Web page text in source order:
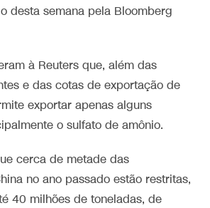
desta semana pela Bloomberg
à Reuters que, além das
e das cotas de exportação de
exportar apenas alguns
o sulfato de amônio.
cerca de metade das
no ano passado estão restritas,
40 milhões de toneladas, de